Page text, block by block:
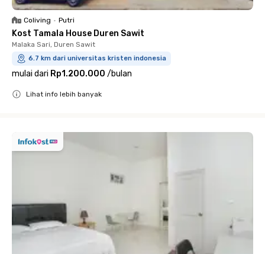
Coliving • Putri
Kost Tamala House Duren Sawit
Malaka Sari, Duren Sawit
6.7 km dari universitas kristen indonesia
mulai dari Rp1.200.000 /bulan
Lihat info lebih banyak